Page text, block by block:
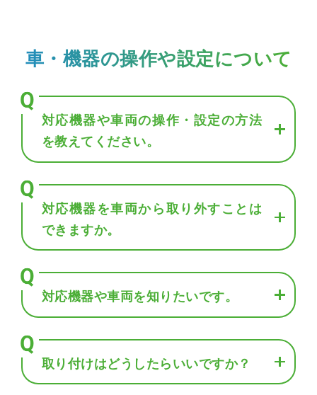
車・機器の操作や設定について
対応機器や車両の操作・設定の方法
を教えてください。
対応機器を車両から取り外すことは
できますか。
対応機器や車両を知りたいです。
取り付けはどうしたらいいですか？